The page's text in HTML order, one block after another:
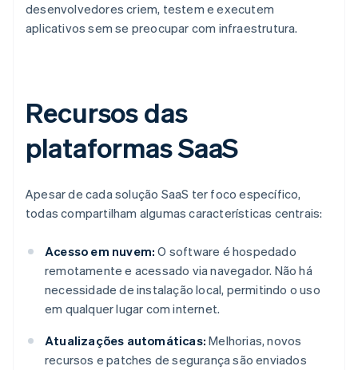
desenvolvedores criem, testem e executem
aplicativos sem se preocupar com infraestrutura.
Recursos das
plataformas SaaS
Apesar de cada solução SaaS ter foco específico,
todas compartilham algumas características centrais:
Acesso em nuvem: O software é hospedado
remotamente e acessado via navegador. Não há
necessidade de instalação local, permitindo o uso
em qualquer lugar com internet.
Atualizações automáticas: Melhorias, novos
recursos e patches de segurança são enviados